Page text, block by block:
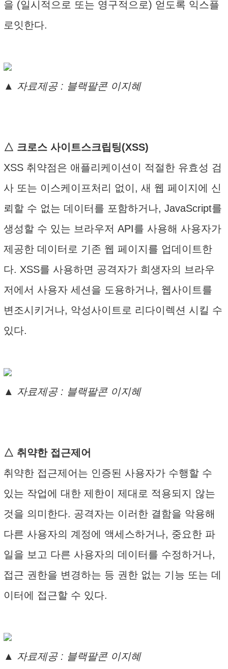
을 (일시적으로 또는 영구적으로) 얻도록 익스플
로잇한다.
▲ 자료제공 : 블랙팔콘 이지혜
△ 크로스 사이트스크립팅(XSS)
XSS 취약점은 애플리케이션이 적절한 유효성 검
사 또는 이스케이프처리 없이, 새 웹 페이지에 신
뢰할 수 없는 데이터를 포함하거나, JavaScript를
생성할 수 있는 브라우저 API를 사용해 사용자가
제공한 데이터로 기존 웹 페이지를 업데이트한
다. XSS를 사용하면 공격자가 희생자의 브라우
저에서 사용자 세션을 도용하거나, 웹사이트를
변조시키거나, 악성사이트로 리다이렉션 시킬 수
있다.
▲ 자료제공 : 블랙팔콘 이지혜
△ 취약한 접근제어
취약한 접근제어는 인증된 사용자가 수행할 수
있는 작업에 대한 제한이 제대로 적용되지 않는
것을 의미한다. 공격자는 이러한 결함을 악용해
다른 사용자의 계정에 액세스하거나, 중요한 파
일을 보고 다른 사용자의 데이터를 수정하거나,
접근 권한을 변경하는 등 권한 없는 기능 또는 데
이터에 접근할 수 있다.
▲ 자료제공 : 블랙팔콘 이지혜